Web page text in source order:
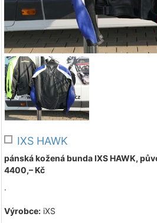
IXS HAWK
pánská kožená bunda IXS HAWK,
4400,– Kč
.
Výrobce: iXS